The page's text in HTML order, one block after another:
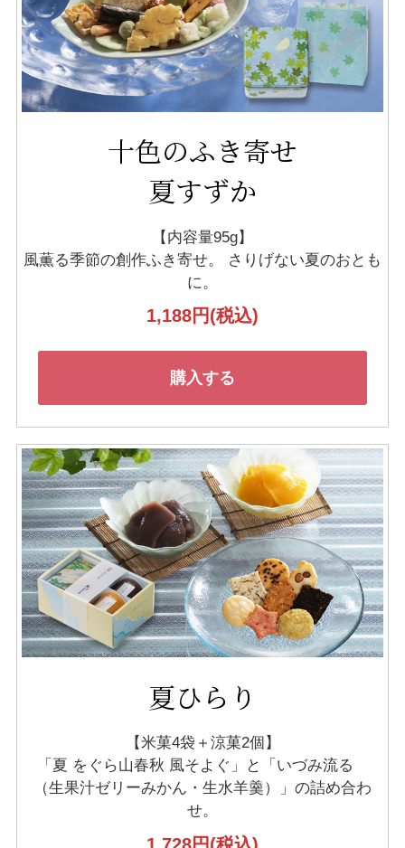
十色のふき寄せ
夏すずか
【内容量95g】
風薫る季節の創作ふき寄せ。
さりげない夏のおとも
に。
1,188円(税込)
購入する
夏ひらり
【米菓4袋＋涼菓2個】
「夏 をぐら山春秋 風そよぐ」と
「いづみ流るゝ
（生果汁ゼリーみかん・生水羊羹）」の詰め合わ
せ。